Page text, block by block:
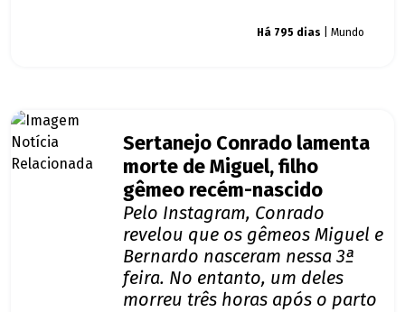
Há 795 dias | Mundo
Sertanejo Conrado lamenta
morte de Miguel, filho
gêmeo recém-nascido
Pelo Instagram, Conrado
revelou que os gêmeos Miguel e
Bernardo nasceram nessa 3ª
feira. No entanto, um deles
morreu três horas após o parto